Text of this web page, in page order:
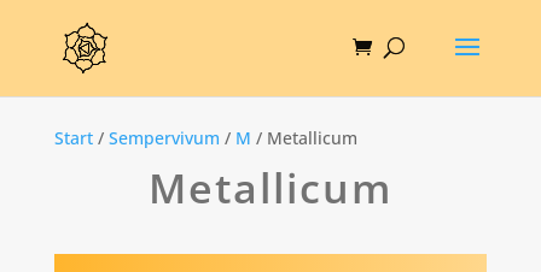
Start/ Sempervivum / M / Metallicum
Metallicum